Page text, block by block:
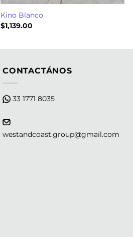
Kino Blanco
$1,139.00
CONTACTÁNOS
33 1771 8035
westandcoast.group@gmail.com